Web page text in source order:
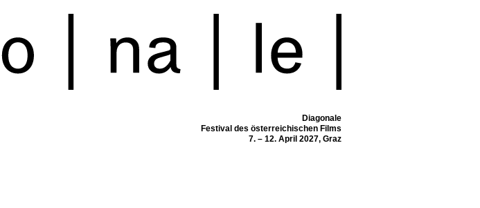
Diagonale
Festival des österreichischen Films
7. – 12. April 2027, Graz